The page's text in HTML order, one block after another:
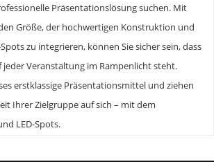
Präsentationslösung suchen. Mit
Größe, der hochwertigen Konstruktion und
zu integrieren, können Sie sicher sein, dass
Veranstaltung im Rampenlicht steht.
erstklassige Präsentationsmittel und ziehen
Ihrer Zielgruppe auf sich – mit dem
LED-Spots.